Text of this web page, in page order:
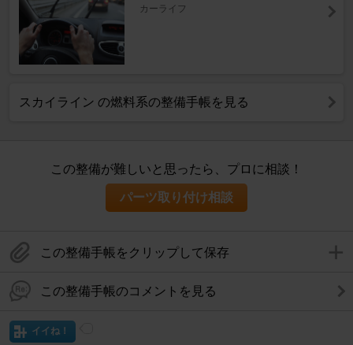
カーライフ
スカイライン の燃料系の整備手帳を見る
この整備が難しいと思ったら、プロに相談！
パーツ取り付け相談
この整備手帳をクリップして保存
この整備手帳のコメントを見る
イイね！